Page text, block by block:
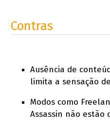
Contras
Ausência de
limita a sensação
Modos como
Assassin não estão